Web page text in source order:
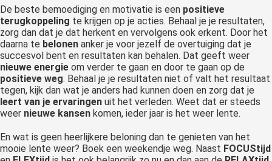
De beste bemoediging en motivatie is een positieve
terugkoppeling te krijgen op je acties. Behaal je je resultaten,
zorg dan dat je dat herkent en vervolgens ook erkent. Door het
daarna te belonen anker je voor jezelf de overtuiging dat je
succesvol bent en resultaten kan behalen. Dat geeft weer
nieuwe energie om verder te gaan en door te gaan op de
positieve weg. Behaal je je resultaten niet of valt het resultaat
tegen, kijk dan wat je anders had kunnen doen en zorg dat je
leert van je ervaringen uit het verleden. Weet dat er steeds
weer nieuwe kansen komen, ieder jaar is het weer lente.
En wat is geen heerlijkere beloning dan te genieten van het
mooie lente weer? Boek een weekendje weg. Naast FOCUStijd